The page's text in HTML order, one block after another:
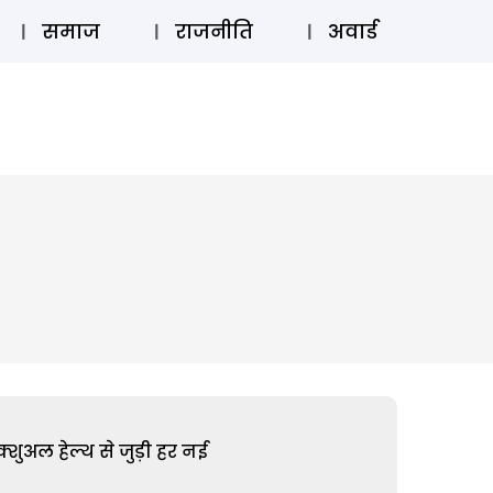
लॉग इन ⚲ SUBSCRIBE
समाज राजनीति अवार्ड
हेल्थ से जुड़ी हर नई